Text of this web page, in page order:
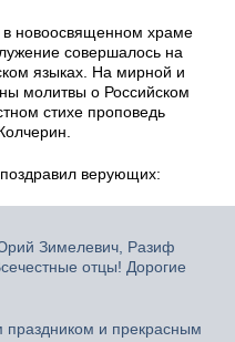
в новоосвященном храме
совершалось на
языках. На мирной и
молитвы о Российском
стихе проповедь
верующих:
Зимелевич, Разиф
отцы! Дорогие
праздником и прекрасным